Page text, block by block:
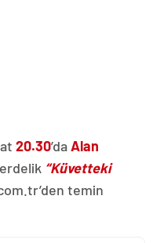
20.30’daAlan
“Küvetteki
temin